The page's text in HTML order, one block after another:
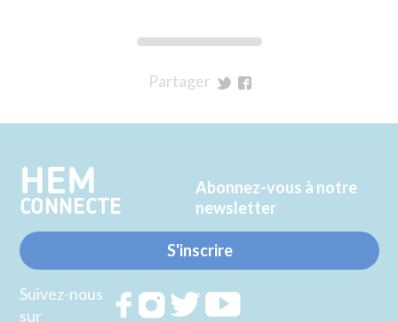
Partager
Twitter
Facebook
HEM
CONNECTE
Abonnez-vous à notre
newsletter
S'inscrire
Suivez-nous
sur
RejoignezRejoignezRejoignez